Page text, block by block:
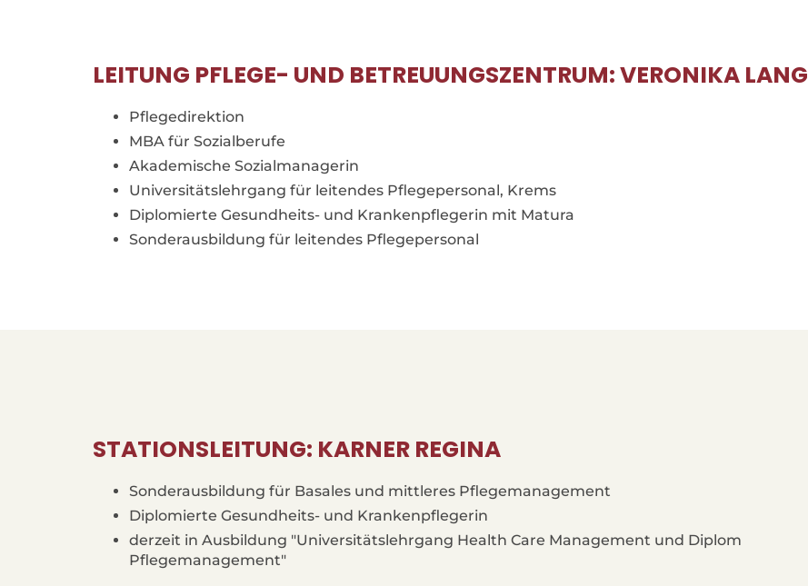
LEITUNG PFLEGE- UND BETREUUNGSZENTRUM: VERONIKA LANG
Pflegedirektion
MBA für Sozialberufe
Akademische Sozialmanagerin
Universitätslehrgang für leitendes Pflegepersonal, Krems
Diplomierte Gesundheits- und Krankenpflegerin mit Matura
Sonderausbildung für leitendes Pflegepersonal
STATIONSLEITUNG: KARNER REGINA
Sonderausbildung für Basales und mittleres Pflegemanagement
Diplomierte Gesundheits- und Krankenpflegerin
derzeit in Ausbildung "Universitätslehrgang Health Care Management und Diplom
Pflegemanagement"